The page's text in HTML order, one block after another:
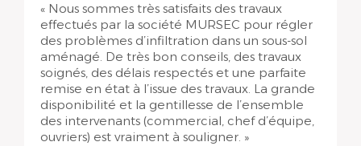
« Nous sommes très satisfaits des travaux
effectués par la société MURSEC pour régler
des problèmes d’infiltration dans un sous-sol
aménagé. De très bon conseils, des travaux
soignés, des délais respectés et une parfaite
remise en état à l’issue des travaux. La grande
disponibilité et la gentillesse de l’ensemble
des intervenants (commercial, chef d’équipe,
ouvriers) est vraiment à souligner. »